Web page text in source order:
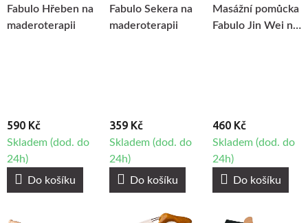
Fabulo Hřeben na
maderoterapii
590 Kč
Skladem (dod. do
24h)
Do košíku
Fabulo Sekera na
maderoterapii
359 Kč
Skladem (dod. do
24h)
Do košíku
Masážní pomůcka
Fabulo Jin Wei na
460 Kč
Skladem (dod. do
24h)
Do košíku